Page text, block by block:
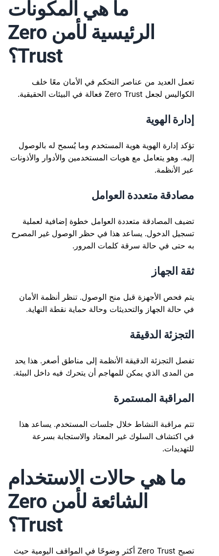
ما هي المكونات
الرئيسية لأمن Zero
Trust؟
تعمل العديد من عناصر التحكم في الأمان معًا خلف
الكواليس لجعل Zero Trust فعالة في البيئات الحقيقية.
إدارة الهوية
تؤكد إدارة الهوية هوية المستخدم وما يُسمح له بالوصول
إليه. وهو يتعامل مع هويات المستخدمين والأدوار والأذونات
عبر الأنظمة.
مصادقة متعددة العوامل
تضيف المصادقة متعددة العوامل خطوة إضافية لعملية
تسجيل الدخول. يساعد هذا في حظر الوصول غير المصرح
به حتى في حالة سرقة كلمات المرور.
ثقة الجهاز
يتم فحص الأجهزة قبل منح الوصول. تنظر أنظمة الأمان
في حالة الجهاز والتحديثات وحالة حماية نقطة النهاية.
التجزئة الدقيقة
تفصل التجزئة الدقيقة الأنظمة إلى مناطق أصغر. هذا يحد
من المدى الذي يمكن للمهاجم أن يتحرك فيه داخل البيئة.
المراقبة المستمرة
تتم مراقبة النشاط خلال جلسات المستخدم. يساعد هذا
في اكتشاف السلوك غير المعتاد والاستجابة بسرعة
للتهديدات.
ما هي حالات الاستخدام
الشائعة لأمن Zero
Trust؟
تصبح Zero Trust أكثر وضوحًا في المواقف اليومية حيث